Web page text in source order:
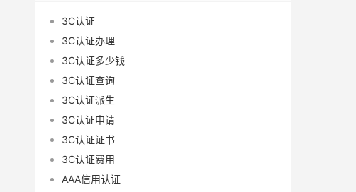
3C认证
3C认证办理
3C认证多少钱
3C认证查询
3C认证派生
3C认证申请
3C认证证书
3C认证费用
AAA信用认证